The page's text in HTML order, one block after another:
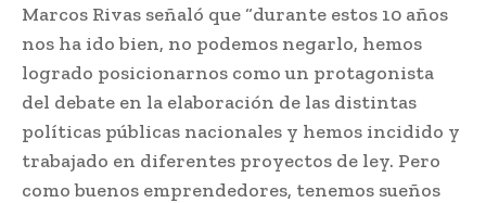
Marcos Rivas señaló que “durante estos 10 años
nos ha ido bien, no podemos negarlo, hemos
logrado posicionarnos como un protagonista
del debate en la elaboración de las distintas
políticas públicas nacionales y hemos incidido y
trabajado en diferentes proyectos de ley. Pero
como buenos emprendedores, tenemos sueños